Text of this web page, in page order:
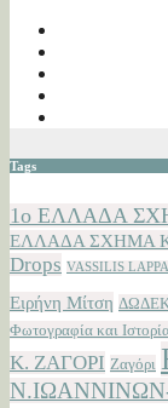
Tags
1ο ΕΛΛΑΔΑ
ΕΛΛΑΔΑ ΣΧΗΜΑ
Drops VASSILIS
Ειρήνη Μίτση
Φωτογραφία και
Κ. ΖΑΓΟΡΙ Ζαγόρι